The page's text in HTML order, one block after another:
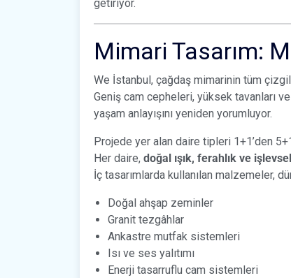
getiriyor.
Mimari Tasarım:
We İstanbul, çağdaş mimarinin tüm
Geniş cam cepheleri, yüksek tavanları
yaşam anlayışını yeniden yorumluyor.
Projede yer alan daire tipleri 1+1’den
Her daire, doğal ışık, ferahlık ve
İç tasarımlarda kullanılan malzemeler,
Doğal ahşap zeminler
Granit tezgâhlar
Ankastre mutfak sistemleri
Isı ve ses yalıtımı
Enerji tasarruflu cam sistemleri